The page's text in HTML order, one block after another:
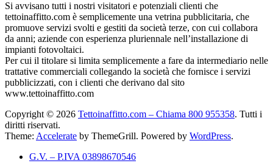
Si avvisano tutti i nostri visitatori e potenziali clienti che
tettoinaffitto.com è semplicemente una vetrina pubblicitaria, che
promuove servizi svolti e gestiti da società terze, con cui collabora
da anni; aziende con esperienza pluriennale nell’installazione di
impianti fotovoltaici.
Per cui il titolare si limita semplicemente a fare da intermediario nelle
trattative commerciali collegando la società che fornisce i servizi
pubblicizzati, con i clienti che derivano dal sito
www.tettoinaffitto.com
Copyright © 2026 Tettoinaffitto.com – Chiama 800 955358. Tutti i
diritti riservati.
Theme: Accelerate by ThemeGrill. Powered by WordPress.
G.V. – P.IVA 03898670546